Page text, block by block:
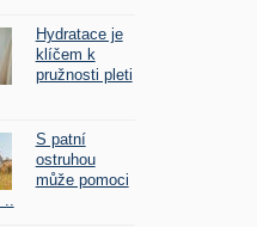
Hydratace je
klíčem k
pružnosti pleti
S patní
ostruhou
může pomoci